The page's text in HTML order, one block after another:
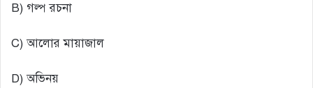
B) গল্প রচনা
C) আলোর মায়াজাল
D) অভিনয়